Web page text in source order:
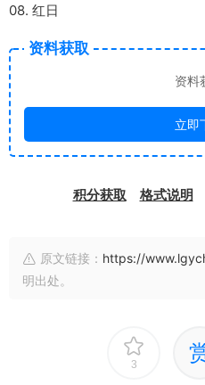
08. 红日
资料获取
资料
立即
积分获取 格式说明
原文链接： https://
明出处。
3